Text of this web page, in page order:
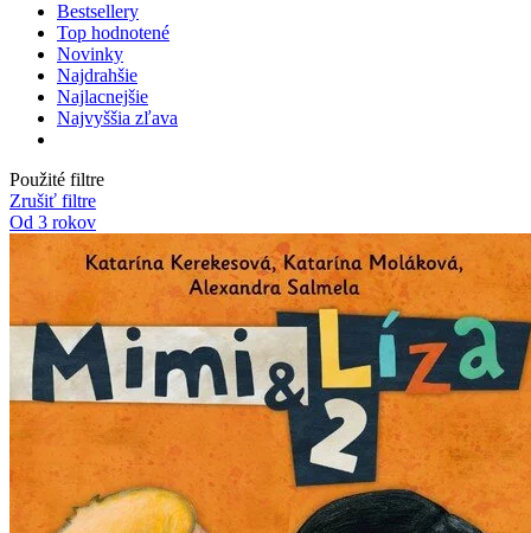
Bestsellery
Top hodnotené
Novinky
Najdrahšie
Najlacnejšie
Najvyššia zľava
Použité filtre
Zrušiť filtre
Od 3 rokov